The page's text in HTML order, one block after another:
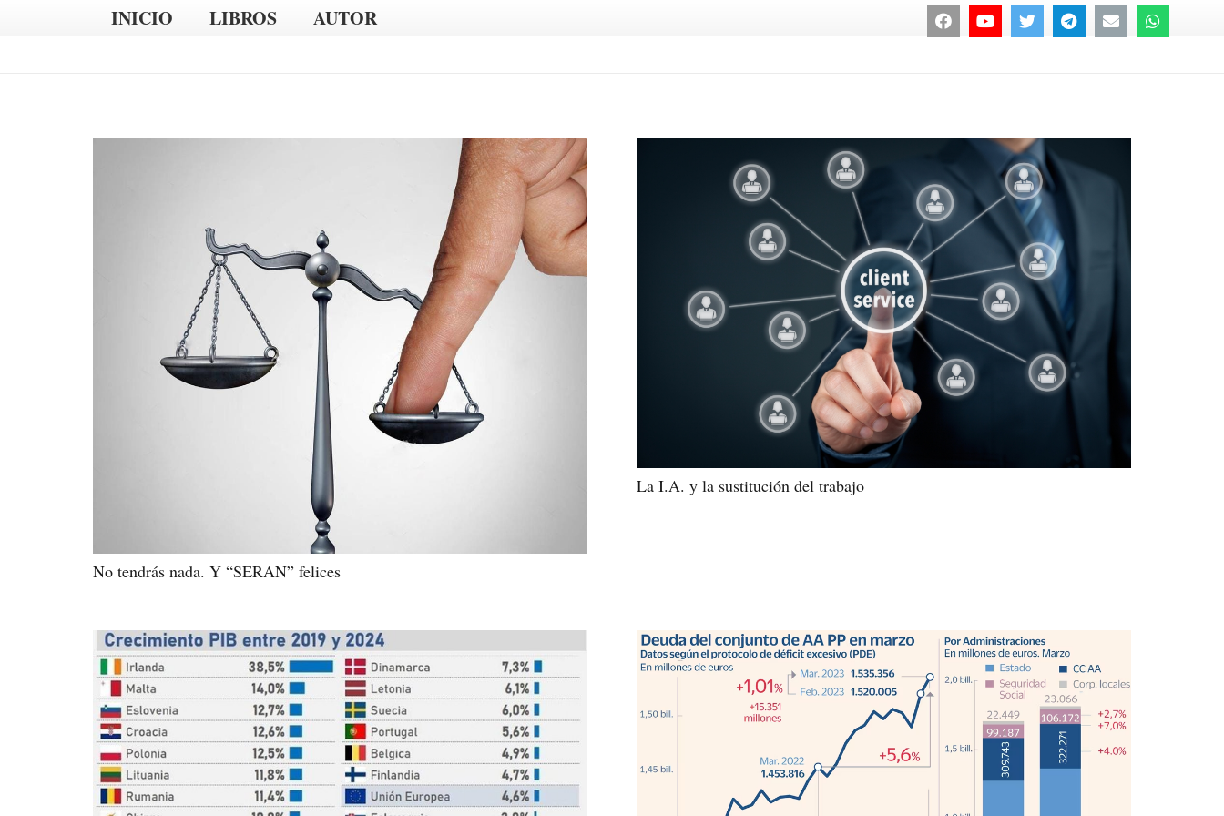
INICIO LIBROS AUTOR
No tendrás nada. Y “SERAN” felices
La I.A. y la sustitución del trabajo